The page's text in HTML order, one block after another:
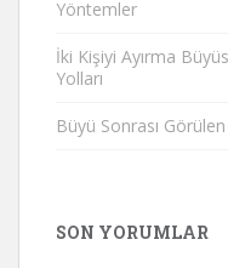
Yöntemler
İki Kişiyi Ayırma
Yolları
Büyü Sonrası
SON YORUMLAR